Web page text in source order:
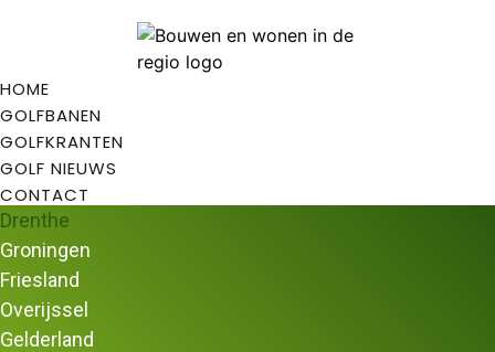
HOME
GOLFBANEN
GOLFKRANTEN
GOLF NIEUWS
CONTACT
Drenthe
Groningen
Friesland
Overijssel
Gelderland